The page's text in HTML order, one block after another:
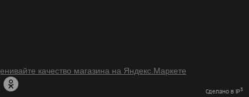
Сделано в IP3